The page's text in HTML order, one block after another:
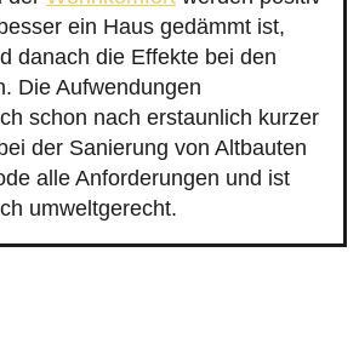
ein Haus gedämmt ist,
danach die Effekte bei den
Die Aufwendungen
schon nach erstaunlich kurzer
der Sanierung von Altbauten
alle Anforderungen und ist
umweltgerecht.